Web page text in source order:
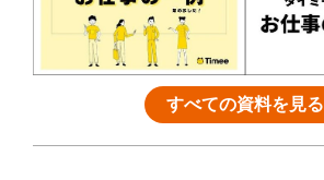
すべての資料を見る